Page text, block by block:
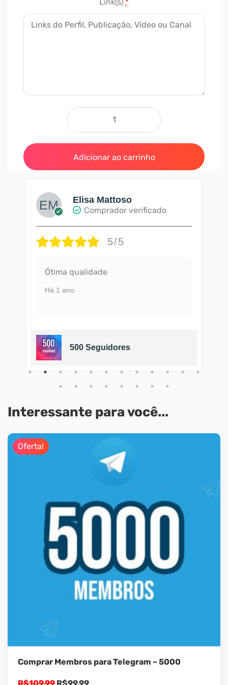
Comprar Membros para Telegram -
Adicionar ao carrinho
Elisa Mattoso
Comprador verificado
5/5
Ótima qualidade
Há 1 ano
500 Seguidores
Interessante para você...
Oferta!
Comprar Membros para Telegram – 5000
O
O